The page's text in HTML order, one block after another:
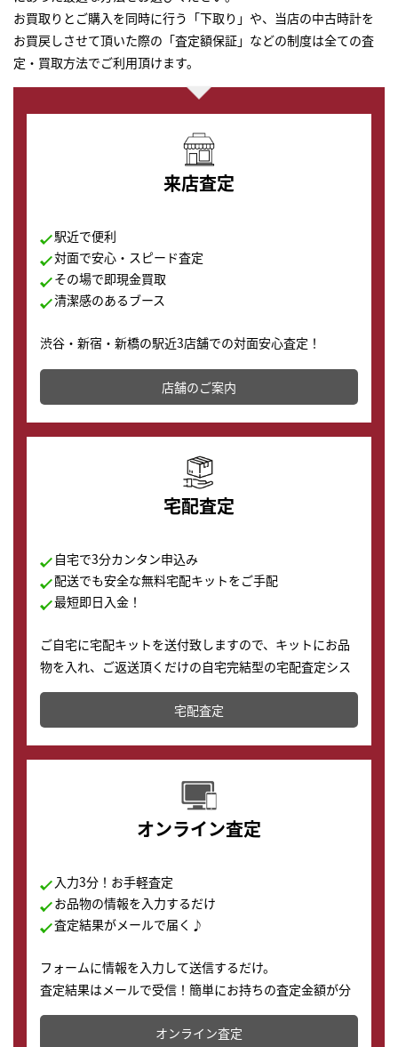
お買取りとご購入を同時に行う「下取り」や、当店の中古時計を
お買戻しさせて頂いた際の「査定額保証」などの制度は全ての査
定・買取方法でご利用頂けます。
来店査定
駅近で便利
対面で安心・スピード査定
その場で即現金買取
清潔感のあるブース
渋谷・新宿・新橋の駅近3店舗での対面安心査定！
その場で現金買取致します。渋谷本店では、時計販売の
店舗を併設しており、下取りに出してお得に新しい時計
の購入もできます♪
店舗のご案内
宅配査定
自宅で3分カンタン申込み
配送でも安全な無料宅配キットをご手配
最短即日入金！
ご自宅に宅配キットを送付致しますので、キットにお品
物を入れ、ご返送頂くだけの自宅完結型の宅配査定シス
テムです。
配送でも簡単&安全に査定・買取に出すことが可能で
す。
宅配査定
オンライン査定
入力3分！お手軽査定
お品物の情報を入力するだけ
査定結果がメールで届く♪
フォームに情報を入力して送信するだけ。
査定結果はメールで受信！簡単にお持ちの査定金額が分
かります。
オンライン査定